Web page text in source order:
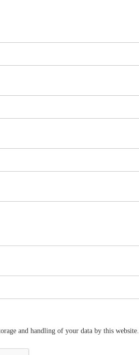
and handling of your data by this website.